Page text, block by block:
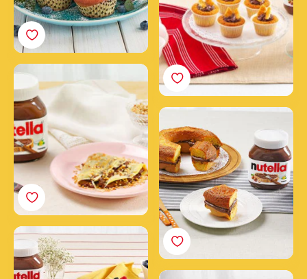
Crepes de Nutella® y
avellanas
Bizcocho Ciambella con
Nutella®
Yogur y muesli con
Nutella®